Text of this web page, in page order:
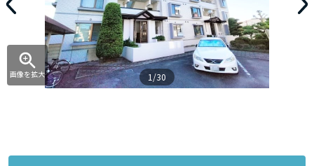
画像を拡大 1/30